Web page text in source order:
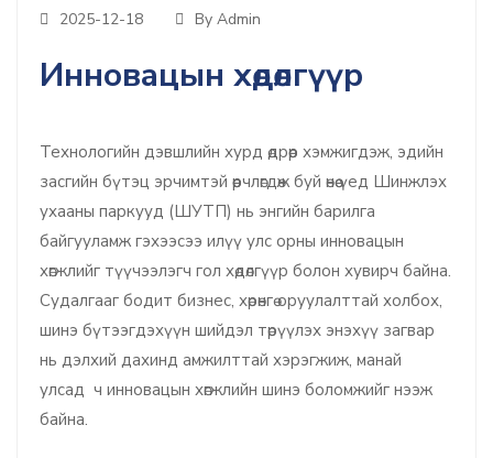
2025-12-18 By Admin
Инновацын хөдөлгүүр
Технологийн дэвшлийн хурд өдрөөр хэмжигдэж, эдийн
засгийн бүтэц эрчимтэй өөрчлөгдөж буй өнөө үед Шинжлэх
ухааны паркууд (ШУТП) нь энгийн барилга
байгууламж гэхээсээ илүү улс орны инновацын
хөгжлийг түүчээлэгч гол хөдөлгүүр болон хувирч байна.
Судалгааг бодит бизнес, хөрөнгө оруулалттай холбох,
шинэ бүтээгдэхүүн шийдэл төрүүлэх энэхүү загвар
нь дэлхий дахинд амжилттай хэрэгжиж, манай
улсад ч инновацын хөгжлийн шинэ боломжийг нээж
байна.